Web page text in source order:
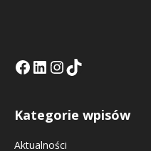
Facebook
LinkedIn
Tik Tok KEInstagramm KE
Kategorie wpisów
Aktualności